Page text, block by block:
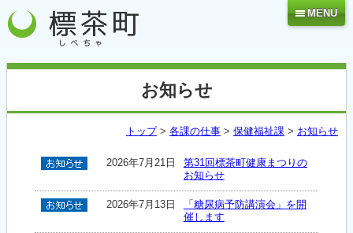
MENU
お知らせ
トップ> 各課の仕事 > 保健福祉課 > お知らせ
2026年7月21日
第31回標茶町健康まつりの
お知らせ
2026年7月13日
「糖尿病予防講演会」を開
催します